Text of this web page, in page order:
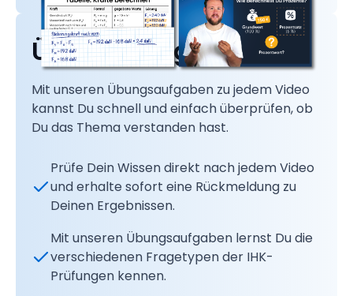
Übungsaufgaben
Mit unseren Übungsaufgaben zu jedem Video
kannst Du schnell und einfach überprüfen, ob
Du das Thema verstanden hast.
Prüfe Dein Wissen direkt nach jedem Video
und erhalte sofort eine Rückmeldung zu
Deinen Ergebnissen.
Mit unseren Übungsaufgaben lernst Du die
verschiedenen Fragetypen der IHK-
Prüfungen kennen.